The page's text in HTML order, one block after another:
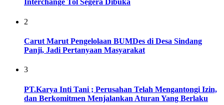
Interchange Tol Segera Dibuka
2
Carut Marut Pengelolaan BUMDes di Desa Sindang
Panji, Jadi Pertanyaan Masyarakat
3
PT.Karya Inti Tani ; Perusahan Telah Mengantongi Izin,
dan Berkomitmen Menjalankan Aturan Yang Berlaku